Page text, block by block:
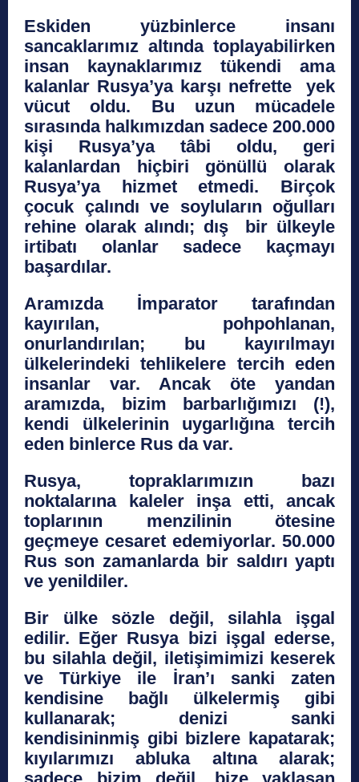
Eskiden yüzbinlerce insanı
sancaklarımız altında toplayabilirken
insan kaynaklarımız tükendi ama
kalanlar Rusya’ya karşı nefrette yek
vücut oldu. Bu uzun mücadele
sırasında halkımızdan sadece 200.000
kişi Rusya’ya tâbi oldu, geri
kalanlardan hiçbiri gönüllü olarak
Rusya’ya hizmet etmedi. Birçok
çocuk çalındı ve soyluların oğulları
rehine olarak alındı; dış bir ülkeyle
irtibatı olanlar sadece kaçmayı
başardılar.
Aramızda İmparator tarafından
kayırılan, pohpohlanan,
onurlandırılan; bu kayırılmayı
ülkelerindeki tehlikelere tercih eden
insanlar var. Ancak öte yandan
aramızda, bizim barbarlığımızı (!),
kendi ülkelerinin uygarlığına tercih
eden binlerce Rus da var.
Rusya, topraklarımızın bazı
noktalarına kaleler inşa etti, ancak
toplarının menzilinin ötesine
geçmeye cesaret edemiyorlar. 50.000
Rus son zamanlarda bir saldırı yaptı
ve yenildiler.
Bir ülke sözle değil, silahla işgal
edilir. Eğer Rusya bizi işgal ederse,
bu silahla değil, iletişimimizi keserek
ve Türkiye ile İran’ı sanki zaten
kendisine bağlı ülkelermiş gibi
kullanarak; denizi sanki
kendisininmiş gibi bizlere kapatarak;
kıyılarımızı abluka altına alarak;